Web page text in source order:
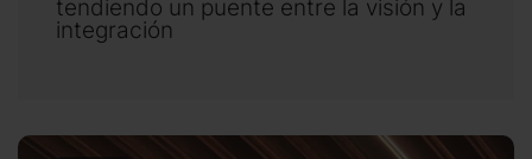
tendiendo un puente entre la visión y la
integración